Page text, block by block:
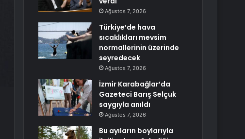
Ağustos 7, 2026
Türkiye’de hava
sıcaklıkları mevsim
normallerinin üzerinde
seyredecek
Ağustos 7, 2026
İzmir Karabağlar’da
Gazeteci Barış Selçuk
saygıyla anıldı
Ağustos 7, 2026
Bu ayıların boylarıyla